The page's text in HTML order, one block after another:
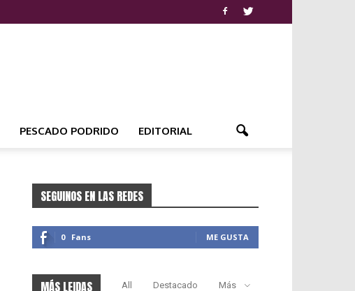
PESCADO PODRIDO EDITORIAL
SEGUINOS EN LAS REDES
0 Fans ME GUSTA
MÁS LEIDAS All Destacado Más